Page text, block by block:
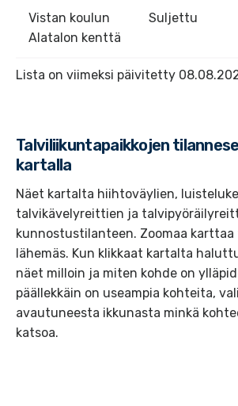
Vistan koulun
Alatalon kenttä
Suljettu
Lista on viimeksi päivitetty
Talviliikuntapaikkojen
kartalla
Näet kartalta hiihtoväylien,
talvikävelyreittien ja
kunnostustilanteen. Zoomaa
lähemäs. Kun klikkaat kartalta
näet milloin ja miten kohde on
päällekkäin on useampia kohteita,
avautuneesta ikkunasta minkä
katsoa.